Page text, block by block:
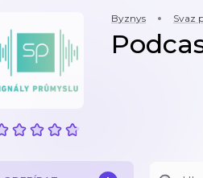
Byznys Svaz